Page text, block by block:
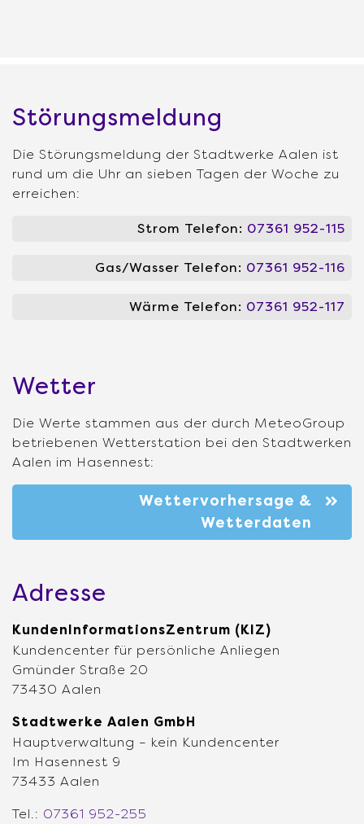
Störungsmeldung
Die Störungsmeldung der Stadtwerke Aalen ist
rund um die Uhr an sieben Tagen der Woche zu
erreichen:
Strom Telefon: 07361 952-115
Gas/Wasser Telefon: 07361 952-116
Wärme Telefon: 07361 952-117
Wetter
Die Werte stammen aus der durch MeteoGroup
betriebenen Wetterstation bei den Stadtwerken
Aalen im Hasennest:
Wettervorhersage &
Wetterdaten
Adresse
KundenInformationsZentrum (KIZ)
Kundencenter für persönliche Anliegen
Gmünder Straße 20
73430 Aalen
Stadtwerke Aalen GmbH
Hauptverwaltung – kein Kundencenter
Im Hasennest 9
73433 Aalen
Tel.: 07361 952-255